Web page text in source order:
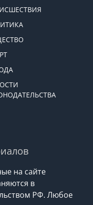
на сайте
в
РФ. Любое